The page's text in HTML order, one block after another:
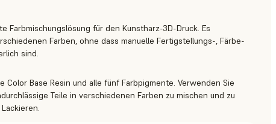
Farbmischungslösung für den Kunstharz-3D-Druck. Es
Farben, ohne dass manuelle Fertigstellungs-, Färbe-
sind.
Color Base Resin und alle fünf Farbpigmente. Verwenden Sie
Teile in verschiedenen Farben zu mischen und zu